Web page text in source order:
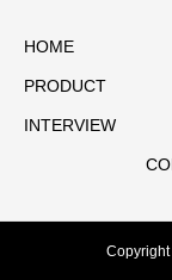
HOME
PRODUCT
INTERVIEW